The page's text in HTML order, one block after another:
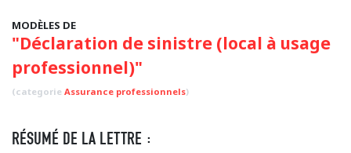
MODÈLES DE
"Déclaration de sinistre (local à usage
professionnel)"
(categorie Assurance professionnels)
RÉSUMÉ DE LA LETTRE :